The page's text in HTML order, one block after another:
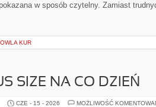
w sposób czytelny. Zamiast
KUR
SIZE NA CO DZIEŃ
CZE - 15 - 2026 MOŻLIWOŚĆ